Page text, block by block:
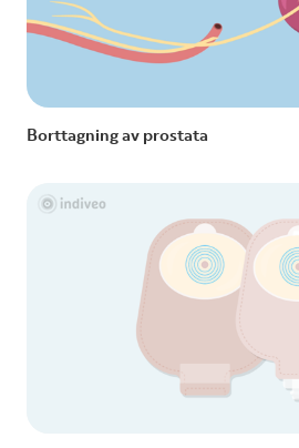
Borttagning av prostata